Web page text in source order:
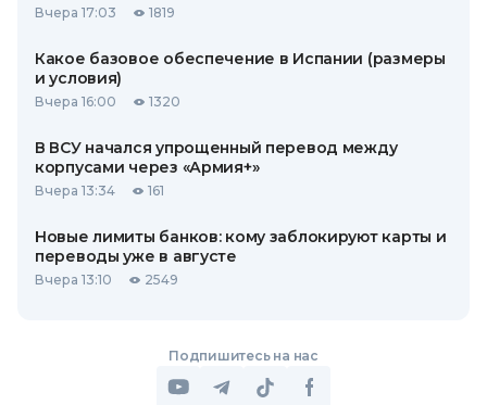
Вчера 17:03 1819
Какое базовое обеспечение в Испании (размеры
и условия)
Вчера 16:00 1320
В ВСУ начался упрощенный перевод между
корпусами через «Армия+»
Вчера 13:34 161
Новые лимиты банков: кому заблокируют карты и
переводы уже в августе
Вчера 13:10 2549
Подпишитесь на нас